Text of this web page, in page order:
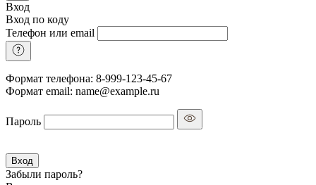
Вход
Вход по коду
Телефон или email
Формат телефона: 8-999-123-45-67
Формат email: name@example.ru
Пароль
Вход
Забыли пароль?